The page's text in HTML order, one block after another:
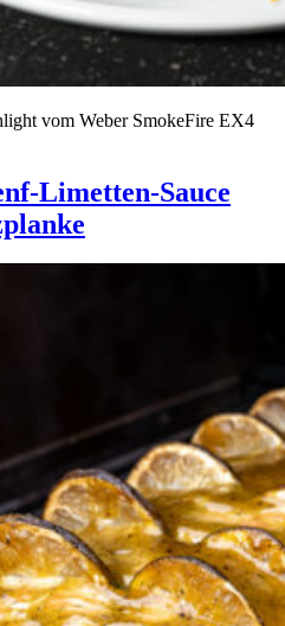
vom Weber SmokeFire EX4
Limetten-Sauce